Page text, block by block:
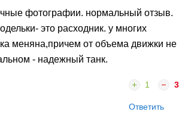
фотографии. нормальный отзыв.
это расходник. у многих
меняна,причем от объема движки не
- надежный танк.
1 3
Ответить